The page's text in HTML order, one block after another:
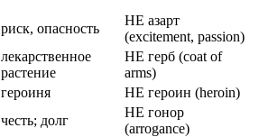
риск, опасность
НЕ азарт
(excitement, passion)
лекарственное
растение
НЕ герб (coat of
arms)
героиня
НЕ героин (heroin)
честь; долг
НЕ гоноp
(arrogance)